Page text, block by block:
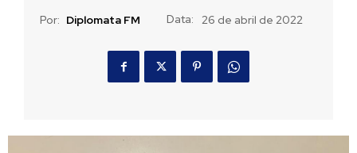
Por: Diplomata FM Data: 26 de abril de 2022